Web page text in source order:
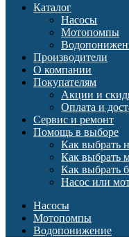
Каталог
Насосы
Мотопомпы
Производители
О компании
Покупателям
Акции и
Оплата и
Сервис и ремонт
Помощь в выборе
Как выбрать
Как выбрать
Как выбрать
Насос или
Насосы
Мотопомпы
Водопонижение